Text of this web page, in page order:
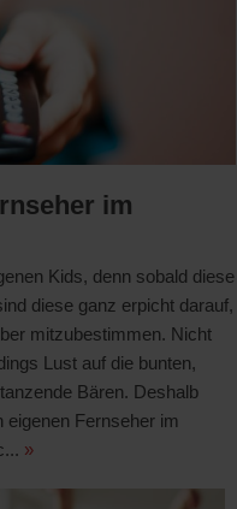
im
Kids, denn sobald diese
diese ganz erpicht darauf,
mitzubestimmen. Nicht
Lust auf die bunten,
Bären. Deshalb
eigenen Fernseher im
»